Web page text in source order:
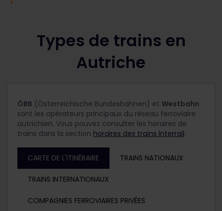
Types de trains en
Autriche
ÖBB (Österreichische Bundesbahnen) et Westbahn
sont les opérateurs principaux du réseau ferroviaire
autrichien. Vous pouvez consulter les horaires de
trains dans la section horaires des trains Interrail.
CARTE DE L'ITINÉRAIRE TRAINS NATIONAUX
TRAINS INTERNATIONAUX
COMPAGNIES FERROVIAIRES PRIVÉES